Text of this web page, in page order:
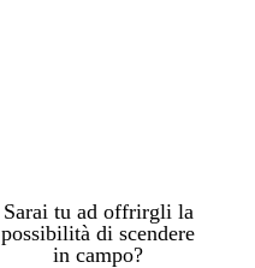
Sarai tu ad offrirgli la
possibilità di scendere
in campo?